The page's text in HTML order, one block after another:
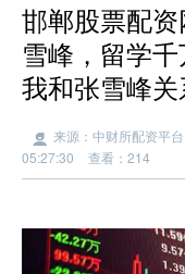
邯郸股票配
雪峰，留学
我和张雪峰
来源：中财所配资平台
05:27:30
查看：214